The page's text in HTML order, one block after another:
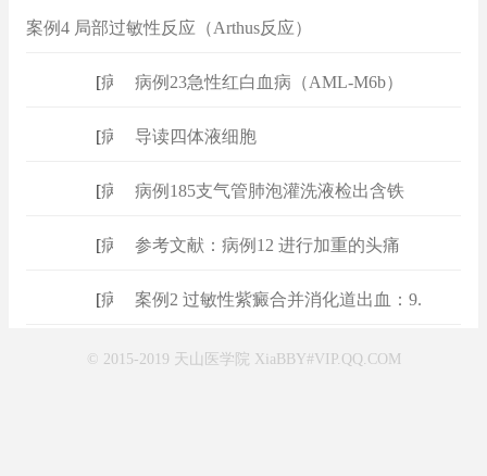
案例4 局部过敏性反应（Arthus反应）
病例 ]病例23急性红白血病（AML-M6b）
病例 导读四体液细胞
病例 ]病例185支气管肺泡灌洗液检出含铁
病例 ]参考文献：病例12 进行加重的头痛
病例 ]案例2 过敏性紫癜合并消化道出血：9.
© 2015-2019 天山医学院 XiaBBY#VIP.QQ.COM